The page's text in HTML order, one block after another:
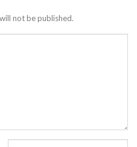
not be published.